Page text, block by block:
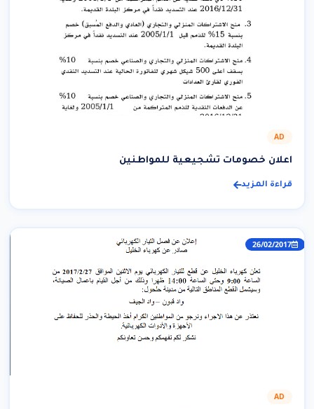
AD
اعلان خصومات تشجيعية للمواطنين
قراءة المزيد
26/02/2017
AD